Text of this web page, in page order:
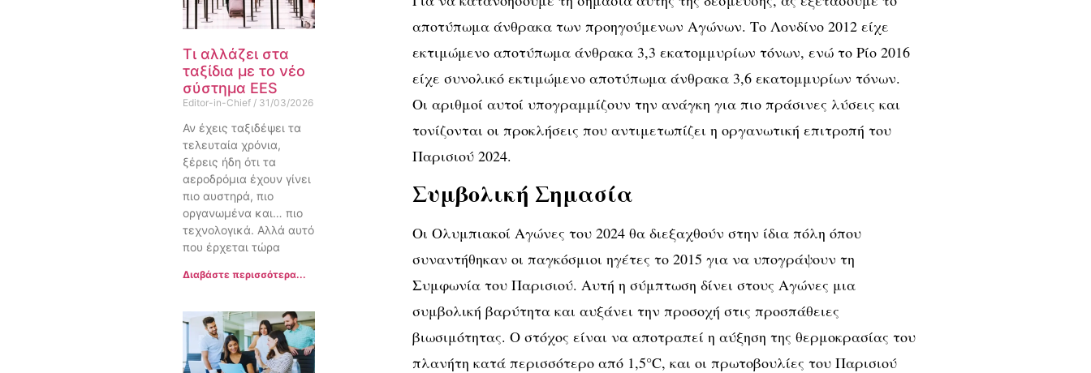
Τι αλλάζει στα
ταξίδια με το νέο
σύστημα EES
Editor-in-Chief 31/03/2026
Αν έχεις ταξιδέψει τα
τελευταία χρόνια,
ξέρεις ήδη ότι τα
αεροδρόμια έχουν γίνει
πιο αυστηρά, πιο
οργανωμένα και… πιο
τεχνολογικά. Αλλά αυτό
που έρχεται τώρα
Διαβάστε περισσότερα...
αποτύπωμα άνθρακα των προηγούμενων Αγώνων. Το Λονδίνο 2012 είχε
εκτιμώμενο αποτύπωμα άνθρακα 3,3 εκατομμυρίων τόνων, ενώ το Ρίο 2016
είχε συνολικό εκτιμώμενο αποτύπωμα άνθρακα 3,6 εκατομμυρίων τόνων.
Οι αριθμοί αυτοί υπογραμμίζουν την ανάγκη για πιο πράσινες λύσεις και
τονίζονται οι προκλήσεις που αντιμετωπίζει η οργανωτική επιτροπή του
Παρισιού 2024.
Συμβολική Σημασία
Οι Ολυμπιακοί Αγώνες του 2024 θα διεξαχθούν στην ίδια πόλη όπου
συναντήθηκαν οι παγκόσμιοι ηγέτες το 2015 για να υπογράψουν τη
Συμφωνία του Παρισιού. Αυτή η σύμπτωση δίνει στους Αγώνες μια
συμβολική βαρύτητα και αυξάνει την προσοχή στις προσπάθειες
βιωσιμότητας. Ο στόχος είναι να αποτραπεί η αύξηση της θερμοκρασίας του
πλανήτη κατά περισσότερο από 1,5°C, και οι πρωτοβουλίες του Παρισιού